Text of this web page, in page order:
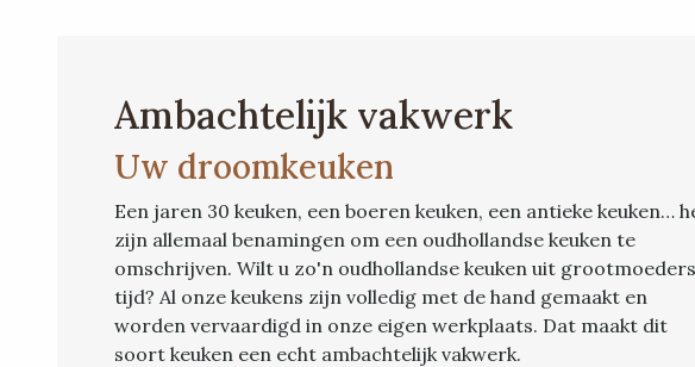
Ambachtelijk vakwerk
Uw droomkeuken
Een jaren 30 keuken, een boeren keuken, een antieke keuken…
zijn allemaal benamingen om een oudhollandse keuken te
omschrijven. Wilt u zo'n oudhollandse keuken uit grootmoeders
tijd? Al onze keukens zijn volledig met de hand gemaakt en
worden vervaardigd in onze eigen werkplaats. Dat maakt dit
soort keuken een echt ambachtelijk vakwerk.